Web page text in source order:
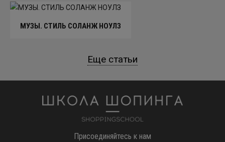
МУЗЫ. СТИЛЬ СОЛАНЖ НОУЛЗ
Еще статьи
Присоединяйтесь к нам